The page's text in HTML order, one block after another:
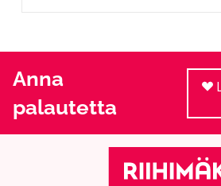
Anna
palautetta